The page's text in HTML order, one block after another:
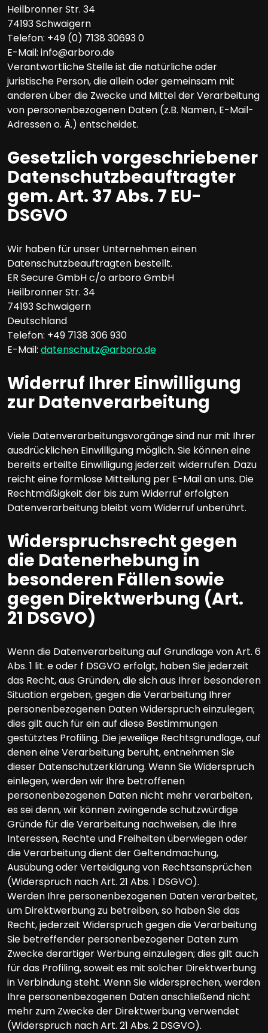
Heilbronner Str. 34
74193 Schwaigern
Telefon: +49 (0) 7138 30693 0
E-Mail: info@arboro.de
Verantwortliche Stelle ist die natürliche oder
juristische Person, die allein oder gemeinsam mit
anderen über die Zwecke und Mittel der Verarbeitung
von personenbezogenen Daten (z.B. Namen, E-Mail-
Adressen o. Ä.) entscheidet.
Gesetzlich vorgeschriebener
Datenschutzbeauftragter
gem. Art. 37 Abs. 7 EU-
DSGVO
Wir haben für unser Unternehmen einen
Datenschutzbeauftragten bestellt.
ER Secure GmbH c/o arboro GmbH
Heilbronner Str. 34
74193 Schwaigern
Deutschland
Telefon: +49 7138 306 930
E-Mail: datenschutz@arboro.de
Widerruf Ihrer Einwilligung
zur Datenverarbeitung
Viele Datenverarbeitungsvorgänge sind nur mit Ihrer
ausdrücklichen Einwilligung möglich. Sie können eine
bereits erteilte Einwilligung jederzeit widerrufen. Dazu
reicht eine formlose Mitteilung per E-Mail an uns. Die
Rechtmäßigkeit der bis zum Widerruf erfolgten
Datenverarbeitung bleibt vom Widerruf unberührt.
Widerspruchsrecht gegen
die Datenerhebung in
besonderen Fällen sowie
gegen Direktwerbung (Art.
21 DSGVO)
Wenn die Datenverarbeitung auf Grundlage von Art. 6
Abs. 1 lit. e oder f DSGVO erfolgt, haben Sie jederzeit
das Recht, aus Gründen, die sich aus Ihrer besonderen
Situation ergeben, gegen die Verarbeitung Ihrer
personenbezogenen Daten Widerspruch einzulegen;
dies gilt auch für ein auf diese Bestimmungen
gestütztes Profiling. Die jeweilige Rechtsgrundlage, auf
denen eine Verarbeitung beruht, entnehmen Sie
dieser Datenschutzerklärung. Wenn Sie Widerspruch
einlegen, werden wir Ihre betroffenen
personenbezogenen Daten nicht mehr verarbeiten,
es sei denn, wir können zwingende schutzwürdige
Gründe für die Verarbeitung nachweisen, die Ihre
Interessen, Rechte und Freiheiten überwiegen oder
die Verarbeitung dient der Geltendmachung,
Ausübung oder Verteidigung von Rechtsansprüchen
(Widerspruch nach Art. 21 Abs. 1 DSGVO).
Werden Ihre personenbezogenen Daten verarbeitet,
um Direktwerbung zu betreiben, so haben Sie das
Recht, jederzeit Widerspruch gegen die Verarbeitung
Sie betreffender personenbezogener Daten zum
Zwecke derartiger Werbung einzulegen; dies gilt auch
für das Profiling, soweit es mit solcher Direktwerbung
in Verbindung steht. Wenn Sie widersprechen, werden
Ihre personenbezogenen Daten anschließend nicht
mehr zum Zwecke der Direktwerbung verwendet
(Widerspruch nach Art. 21 Abs. 2 DSGVO).